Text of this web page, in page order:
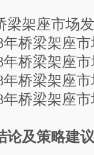
架座市场
架座市
架座市
架座市
梁架座市
论及策略建议